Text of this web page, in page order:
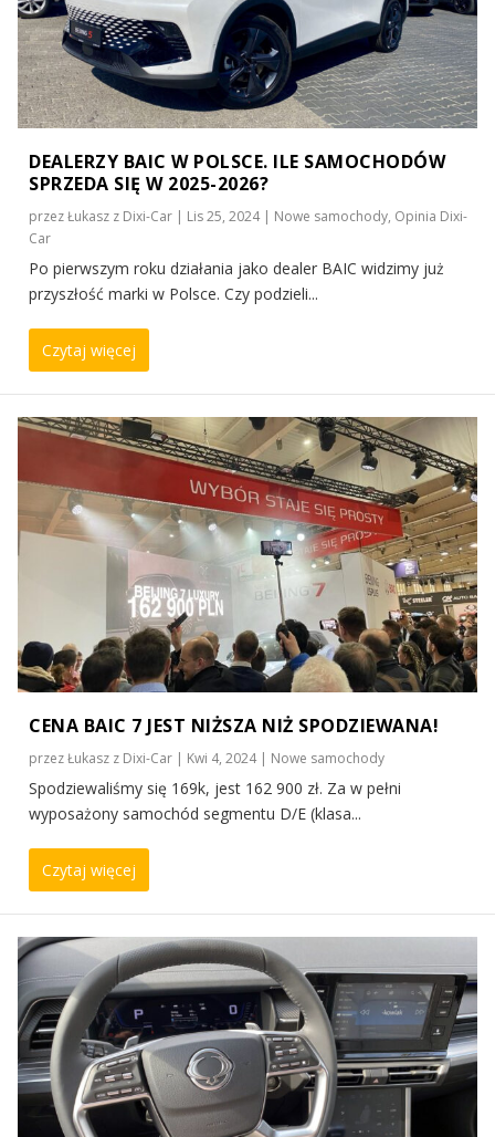
DEALERZY BAIC W POLSCE. ILE SAMOCHODÓW
SPRZEDA SIĘ W 2025-2026?
przezŁukasz z Dixi-Car | Lis 25, 2024| Nowe samochody, Opinia Dixi-
Car
Po pierwszym roku działania jako dealer BAIC widzimy już
przyszłość marki w Polsce. Czy podzieli...
Czytaj więcej
CENA BAIC 7 JEST NIŻSZA NIŻ SPODZIEWANA!
przezŁukasz z Dixi-Car | Kwi 4, 2024| Nowe samochody
Spodziewaliśmy się 169k, jest 162 900 zł. Za w pełni
wyposażony samochód segmentu D/E (klasa...
Czytaj więcej